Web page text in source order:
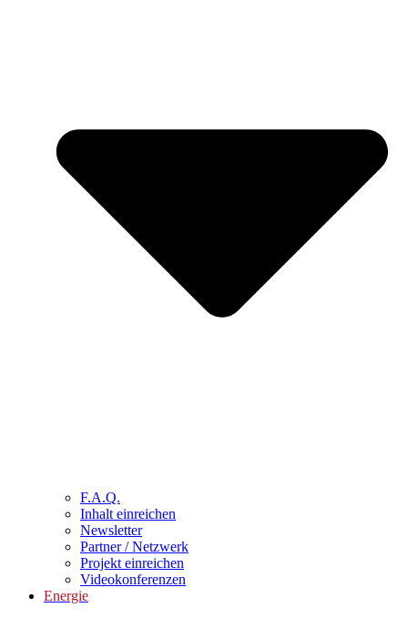
F.A.Q.
Inhalt einreichen
Newsletter
Partner / Netzwerk
Projekt einreichen
Videokonferenzen
Energie